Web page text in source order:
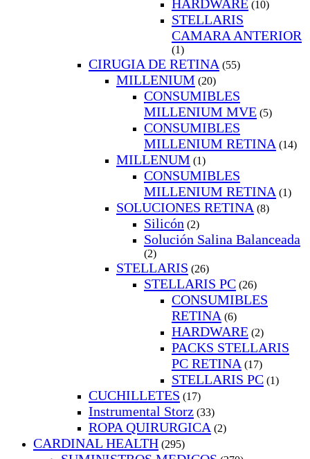
HARDWARE (10)
STELLARIS
CAMARA ANTERIOR
(1)
CIRUGIA DE RETINA (55)
MILLENIUM (20)
CONSUMIBLES
MILLENIUM MVE (5)
CONSUMIBLES
MILLENIUM RETINA (14)
MILLENUM (1)
CONSUMIBLES
MILLENIUM RETINA (1)
SOLUCIONES RETINA (8)
Silicón (2)
Solución Salina Balanceada
(2)
STELLARIS (26)
STELLARIS PC (26)
CONSUMIBLES
RETINA (6)
HARDWARE (2)
PACKS STELLARIS
PC RETINA (17)
STELLARIS PC (1)
CUCHILLETES (17)
Instrumental Storz (33)
ROPA QUIRURGICA (2)
CARDINAL HEALTH (295)